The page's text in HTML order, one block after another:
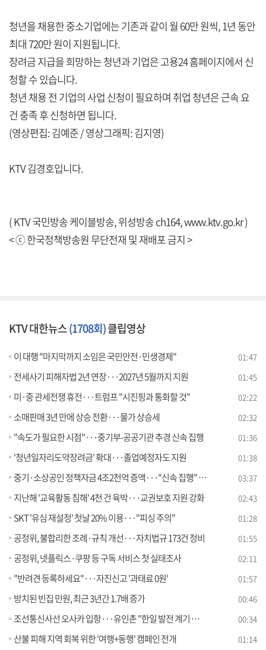
청년을 채용한 중소기업에는 기존과 같이 월 60만 원씩, 1년 동안
최대 720만 원이 지원됩니다.
장려금 지급을 희망하는 청년과 기업은 고용24 홈페이지에서 신
청할 수 있습니다.
청년 채용 전 기업의 사업 신청이 필요하며 취업 청년은 근속 요
건 충족 후 신청하면 됩니다.
(영상편집: 김예준 / 영상그래픽: 김지영)
KTV 김경호입니다.
( KTV 국민방송 케이블방송, 위성방송 ch164,www.ktv.go.kr)
< ⓒ 한국정책방송원 무단전재 및 재배포 금지 >
KTV 대한뉴스(1708회)클립영상
이 대행 "마지막까지 소임은 국민안전·민생경제" 01:47
전세사기 피해자법 2년 연장···2027년 5월까지 지원 01:45
미·중 관세전쟁 휴전···트럼프 "시진핑과 통화할 것" 02:22
소매판매 3년 만에 상승 전환···물가 상승세 02:32
"속도가 필요한 시점"···중기부-공공기관 추경 신속 집행 01:36
'청년일자리도약장려금' 확대···졸업예정자도 지원 01:38
중기·소상공인 정책자금 4조2천억 증액···"신속 집행" [뉴스의 맥] 03:37
지난해 '교육활동 침해' 4천 건 육박···교권보호 지원 강화 02:43
SKT '유심 재설정' 첫날 20% 이용···"피싱 주의" 01:28
공정위, 불합리한 조례·규칙 개선···자치법규 173건 정비 01:55
공정위, 넷플릭스·쿠팡 등 구독 서비스 첫 실태조사 02:11
"반려견 등록하세요"···자진신고 '과태료 0원' 01:57
방치된 빈집 민원, 최근 3년간 1.7배 증가 00:46
조선통신사선 오사카 입항···유인촌 "한일 발전 계기 마련하길" 00:34
산불 피해 지역 회복 위한 '여행+동행' 캠페인 전개 01:14